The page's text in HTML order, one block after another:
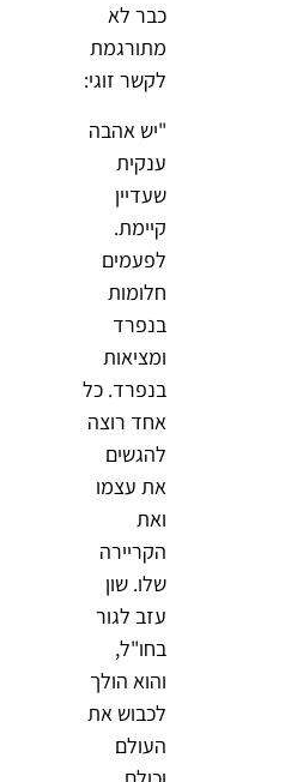
כבר לא
מתורגמת
לקשר זוגי:
"יש אהבה
ענקית
שעדיין
קיימת.
לפעמים
חלומות
בנפרד
ומציאות
בנפרד. כל
אחד רוצה
להגשים
את עצמו
ואת
הקריירה
שלו. שון
עזב לגור
בחו"ל,
והוא הולך
לכבוש את
העולם